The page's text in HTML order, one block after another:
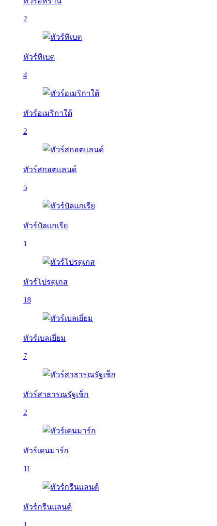
2
ทัวร์ทิเบต
4
ทัวร์อเมริกาใต้
2
ทัวร์สกอตแลนด์
5
ทัวร์บัลเเกเรีย
1
ทัวร์โปรตุเกส
18
ทัวร์เบลเยี่ยม
7
ทัวร์สาธารณรัฐเช็ก
2
ทัวร์เดนมาร์ก
11
ทัวร์กรีนแลนด์